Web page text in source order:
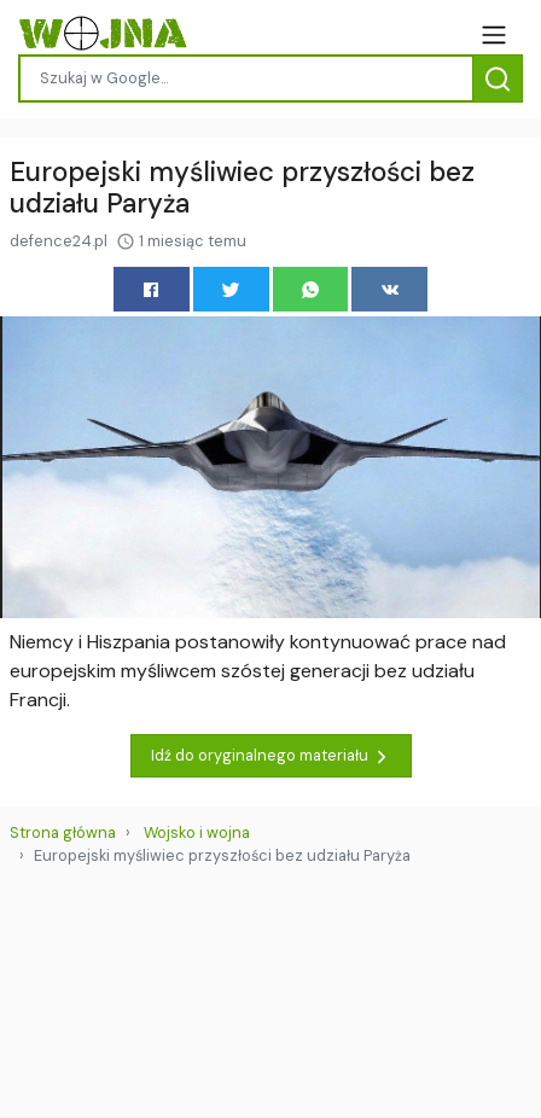
Europejski myśliwiec przyszłości bez
udziału Paryża
defence24.pl 1 miesiąc temu
Niemcy i Hiszpania postanowiły kontynuować prace nad
europejskim myśliwcem szóstej generacji bez udziału
Francji.
Idź do oryginalnego materiału
Strona główna
Wojsko i wojna
Europejski myśliwiec przyszłości bez udziału Paryża